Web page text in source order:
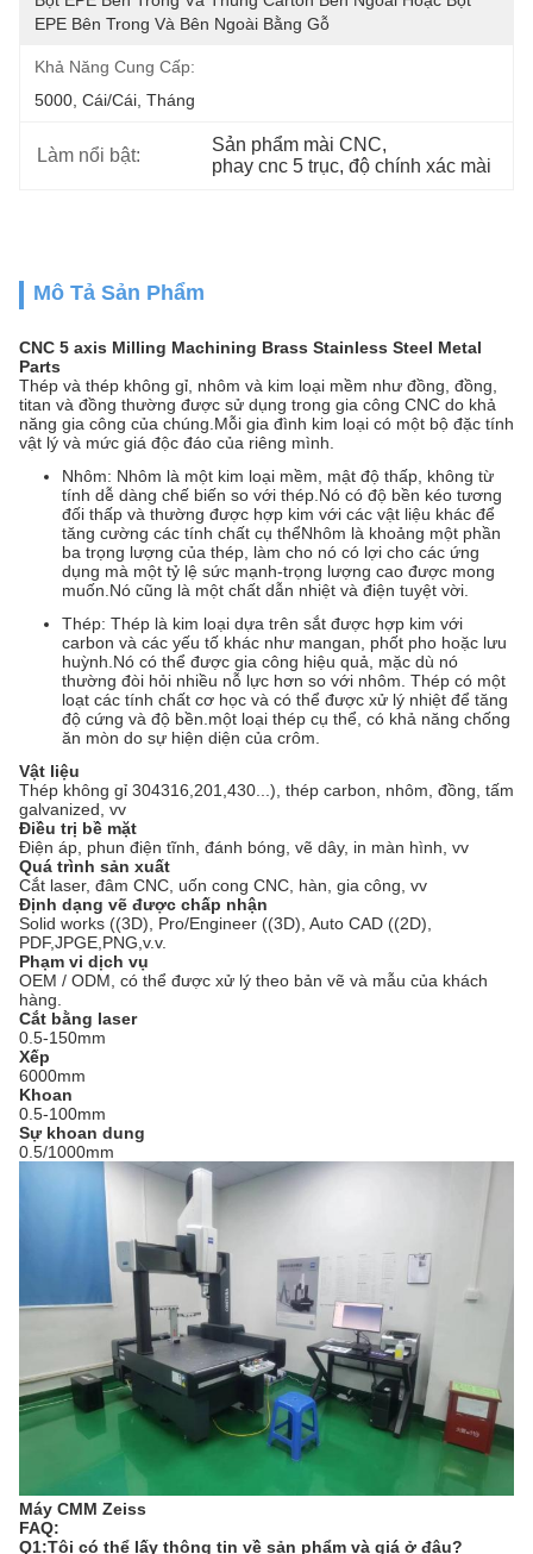
EPE Bên Trong Và Bên Ngoài Bằng Gỗ
Khả Năng Cung Cấp:
5000, Cái/Cái, Tháng
Làm nổi bật:
Sản phẩm mài CNC,
phay cnc 5 trục, độ chính xác mài
Mô Tả Sản Phẩm
CNC 5 axis Milling Machining Brass Stainless Steel Metal
Parts
Thép và thép không gỉ, nhôm và kim loại mềm như đồng, đồng,
titan và đồng thường được sử dụng trong gia công CNC do khả
năng gia công của chúng.Mỗi gia đình kim loại có một bộ đặc tính
vật lý và mức giá độc đáo của riêng mình.
Nhôm: Nhôm là một kim loại mềm, mật độ thấp, không từ
tính dễ dàng chế biến so với thép.Nó có độ bền kéo tương
đối thấp và thường được hợp kim với các vật liệu khác để
tăng cường các tính chất cụ thểNhôm là khoảng một phần
ba trọng lượng của thép, làm cho nó có lợi cho các ứng
dụng mà một tỷ lệ sức mạnh-trọng lượng cao được mong
muốn.Nó cũng là một chất dẫn nhiệt và điện tuyệt vời.
Thép: Thép là kim loại dựa trên sắt được hợp kim với
carbon và các yếu tố khác như mangan, phốt pho hoặc lưu
huỳnh.Nó có thể được gia công hiệu quả, mặc dù nó
thường đòi hỏi nhiều nỗ lực hơn so với nhôm. Thép có một
loạt các tính chất cơ học và có thể được xử lý nhiệt để tăng
độ cứng và độ bền.một loại thép cụ thể, có khả năng chống
ăn mòn do sự hiện diện của crôm.
Vật liệu
Thép không gỉ 304316,201,430...), thép carbon, nhôm, đồng, tấm
galvanized, vv
Điều trị bề mặt
Điện áp, phun điện tĩnh, đánh bóng, vẽ dây, in màn hình, vv
Quá trình sản xuất
Cắt laser, đâm CNC, uốn cong CNC, hàn, gia công, vv
Định dạng vẽ được chấp nhận
Solid works ((3D), Pro/Engineer ((3D), Auto CAD ((2D),
PDF,JPGE,PNG,v.v.
Phạm vi dịch vụ
OEM / ODM, có thể được xử lý theo bản vẽ và mẫu của khách
hàng.
Cắt bằng laser
0.5-150mm
Xếp
6000mm
Khoan
0.5-100mm
Sự khoan dung
0.5/1000mm
Máy CMM Zeiss
FAQ:
Q1:Tôi có thể lấy thông tin về sản phẩm và giá ở đâu?